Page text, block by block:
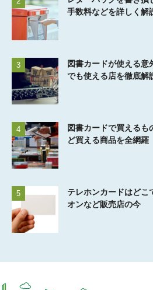
手数料などを詳しく解
3
図書カードが使える意
でも使える店を徹底解
4
図書カードで買えるも
ど買える商品を全網羅
5
テレホンカードはどこ
オンなど販売店の今